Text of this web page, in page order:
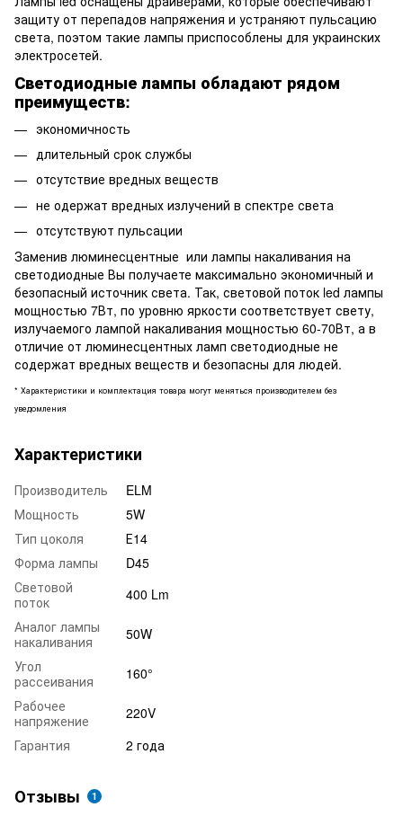
защиту от перепадов напряжения и устраняют пульсацию
света, поэтом такие лампы приспособлены для украинских
электросетей.
Светодиодные лампы обладают рядом
преимуществ:
экономичность
длительный срок службы
отсутствие вредных веществ
не одержат вредных излучений в спектре света
отсутствуют пульсации
Заменив люминесцентные или лампы накаливания на
светодиодные Вы получаете максимально экономичный и
безопасный источник света. Так, световой поток led лампы
мощностью 7Вт, по уровню яркости соответствует свету,
излучаемого лампой накаливания мощностью 60-70Вт, а в
отличие от люминесцентных ламп светодиодные не
содержат вредных веществ и безопасны для людей.
* Характеристики и комплектация товара могут меняться производителем без
уведомления
Характеристики
Производитель
ELM
Мощность
5W
Тип цоколя
Е14
Форма лампы
D45
Световой
поток
400 Lm
Аналог лампы
накаливания
50W
Угол
рассеивания
160°
Рабочее
напряжение
220V
Гарантия
2 года
Отзывы 1